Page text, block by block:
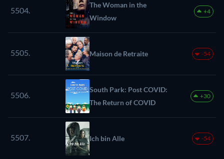
5504.
The Woman in the
Window
+4
5505. Maison de Retraite -54
5506.
South Park: Post COVID:
The Return of COVID
+30
5507. Ich bin Alle -54